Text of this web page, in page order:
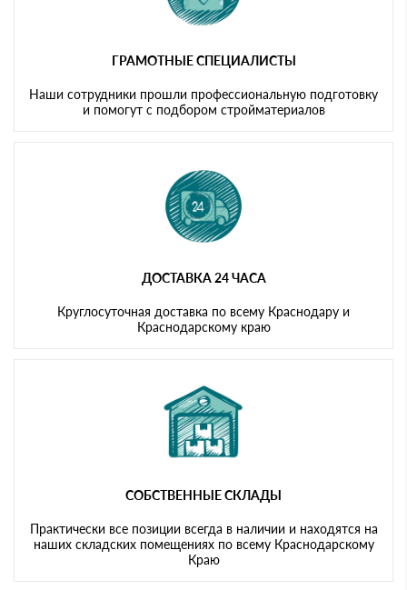
ГРАМОТНЫЕ СПЕЦИАЛИСТЫ
Наши сотрудники прошли профессиональную подготовку
и помогут с подбором стройматериалов
ДОСТАВКА 24 ЧАСА
Круглосуточная доставка по всему Краснодару и
Краснодарскому краю
СОБСТВЕННЫЕ СКЛАДЫ
Практически все позиции всегда в наличии и находятся на
наших складских помещениях по всему Краснодарскому
Краю